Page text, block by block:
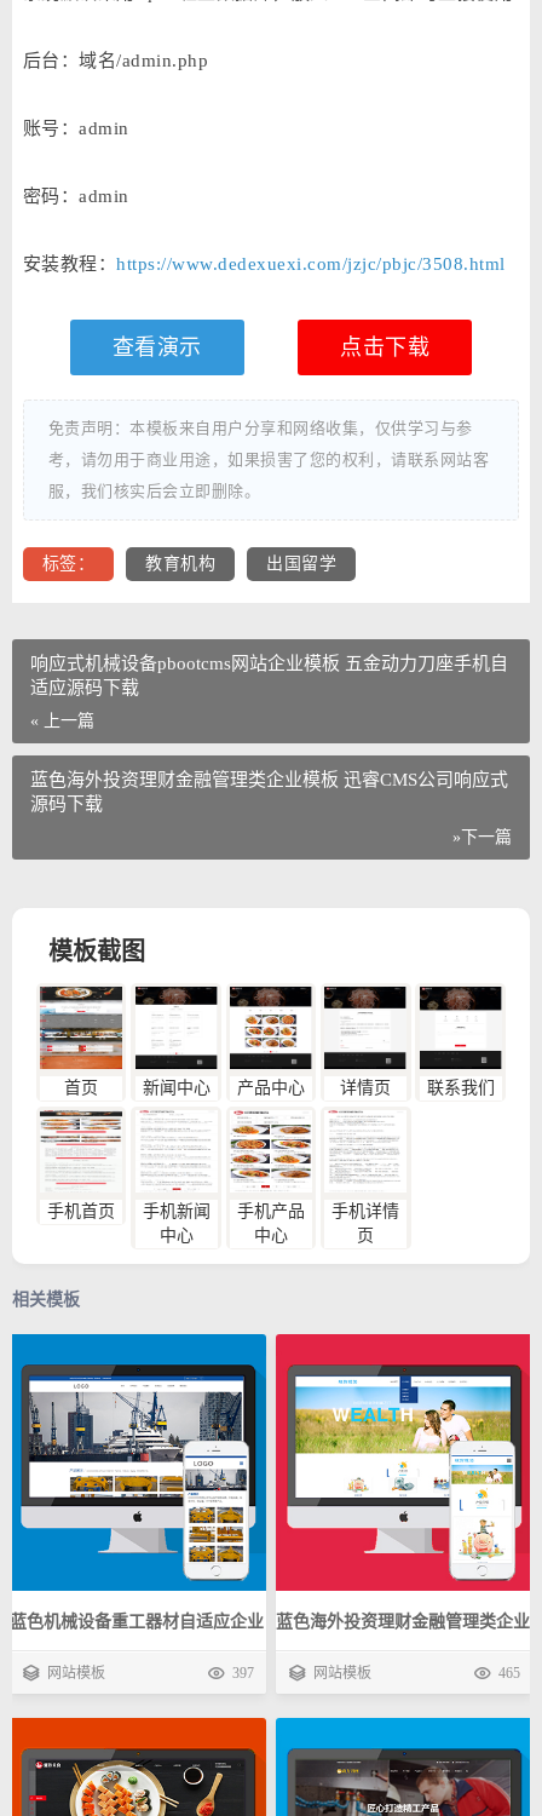
后台：域名/admin.php
账号：admin
密码：admin
安装教程：https://www.dedexuexi.com/jzjc/pbjc/3508.html
查看演示 点击下载
免责声明：本模板来自用户分享和网络收集，仅供学习与参
考，请勿用于商业用途，如果损害了您的权利，请联系网站客
服，我们核实后会立即删除。
标签： 教育机构 出国留学
响应式机械设备pbootcms网站企业模板 五金动力刀座手机自
适应源码下载
« 上一篇
蓝色海外投资理财金融管理类企业模板 迅睿CMS公司响应式
源码下载
»下一篇
模板截图
首页 新闻中心 产品中心 详情页 联系我们
手机首页
手机新闻
中心
手机产品
中心
手机详情
页
相关模板
蓝色机械设备重工器材自适应企业
模板 迅睿CMS公司响应式源码下
载
网站模板 397
蓝色海外投资理财金融管理类企业
模板 迅睿CMS公司响应式源码下
载
网站模板 465